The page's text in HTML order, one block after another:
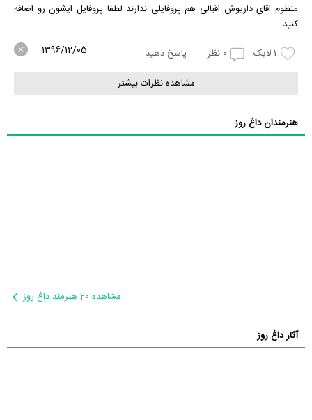
منظوم اقای داریوش اقبالی هم پروفایلی ندارند لطفا پروفایل ایشون رو اضافه
کنید
1لایک 0 نظر پاسخ دهید 1396/12/05
مشاهده نظرات بیشتر
هنرمندان داغ روز
مشاهده 20 هنرمند داغ روز
آثار داغ روز